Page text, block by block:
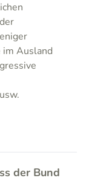
im Ausland
der Bund